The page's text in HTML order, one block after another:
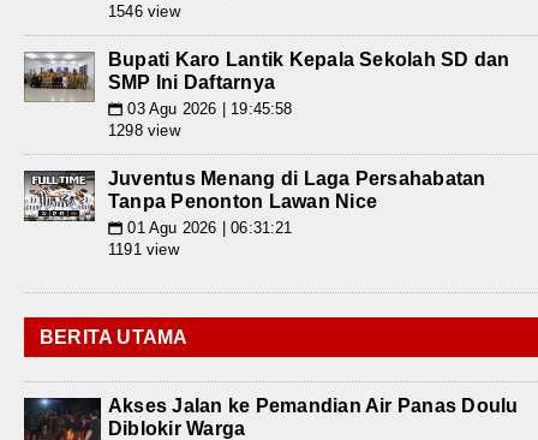
1546 view
Bupati Karo Lantik Kepala Sekolah SD dan
SMP Ini Daftarnya
📅 03 Agu 2026 | 19:45:58
1298 view
Juventus Menang di Laga Persahabatan
Tanpa Penonton Lawan Nice
📅 01 Agu 2026 | 06:31:21
1191 view
BERITA UTAMA
Akses Jalan ke Pemandian Air Panas Doulu
Diblokir Warga